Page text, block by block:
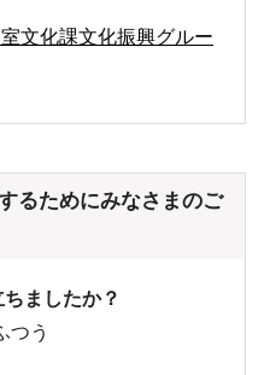
文化課文化振興グルー
るためにみなさまのご
ましたか？
つう